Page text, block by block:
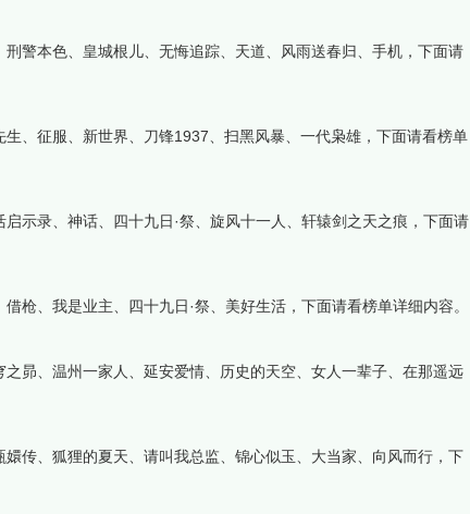
警本色、皇城根儿、无悔追踪、天道、风雨送春归、手机，下面请
、征服、新世界、刀锋1937、扫黑风暴、一代枭雄，下面请看榜单
示录、神话、四十九日·祭、旋风十一人、轩辕剑之天之痕，下面请
枪、我是业主、四十九日·祭、美好生活，下面请看榜单详细内容。
昴、温州一家人、延安爱情、历史的天空、女人一辈子、在那遥远
传、狐狸的夏天、请叫我总监、锦心似玉、大当家、向风而行，下